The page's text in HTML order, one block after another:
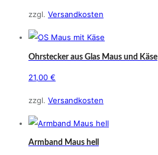
zzgl. Versandkosten
Ohrstecker aus Glas Maus und Käse
21,00 €
zzgl. Versandkosten
Armband Maus hell